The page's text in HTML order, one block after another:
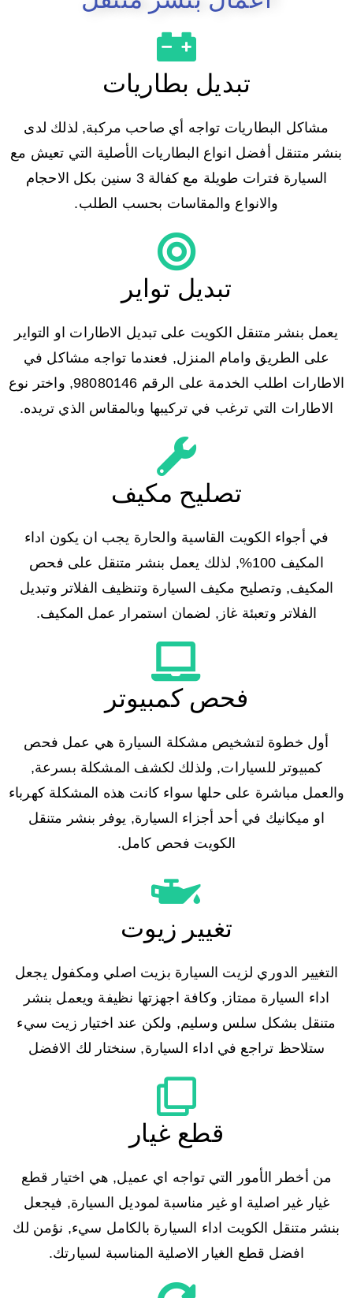
تبديل بطاريات
مشاكل البطاريات تواجه أي صاحب مركبة, لذلك لدى
بنشر متنقل أفضل انواع البطاريات الأصلية التي تعيش مع
السيارة فترات طويلة مع كفالة 3 سنين بكل الاحجام
والانواع والمقاسات بحسب الطلب.
تبديل تواير
يعمل بنشر متنقل الكويت على تبديل الاطارات او التواير
على الطريق وامام المنزل, فعندما تواجه مشاكل في
الاطارات اطلب الخدمة على الرقم
98080146‬, واختر نوع
الاطارات التي ترغب في تركيبها وبالمقاس الذي تريده.
تصليح مكيف
في أجواء الكويت القاسية والحارة يجب ان يكون اداء
المكيف 100%, لذلك يعمل بنشر متنقل على فحص
المكيف, وتصليح مكيف السيارة وتنظيف الفلاتر وتبديل
الفلاتر وتعبئة غاز, لضمان استمرار عمل المكيف.
فحص كمبيوتر
أول خطوة لتشخيص مشكلة السيارة هي عمل فحص
كمبيوتر للسيارات, ولذلك لكشف المشكلة بسرعة,
والعمل مباشرة على حلها سواء كانت هذه المشكلة كهرباء
او ميكانيك في أحد أجزاء السيارة, يوفر بنشر متنقل
الكويت فحص كامل.
تغيير زيوت
التغيير الدوري لزيت السيارة بزيت اصلي ومكفول يجعل
اداء السيارة ممتاز, وكافة اجهزتها نظيفة ويعمل بنشر
متنقل بشكل سلس وسليم, ولكن عند اختيار زيت سيء
ستلاحظ تراجع في اداء السيارة, سنختار لك الافضل
قطع غيار
من أخطر الأمور التي تواجه اي عميل, هي اختيار قطع
غيار غير اصلية او غير مناسبة لموديل السيارة, فيجعل
بنشر متنقل الكويت اداء السيارة بالكامل سيء, نؤمن لك
افضل قطع الغيار الاصلية المناسبة لسيارتك.